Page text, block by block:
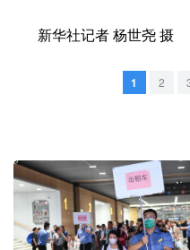
天津
浙江 安徽
山东 河南
广东 广西
新华社记者 杨世尧 摄
1 2